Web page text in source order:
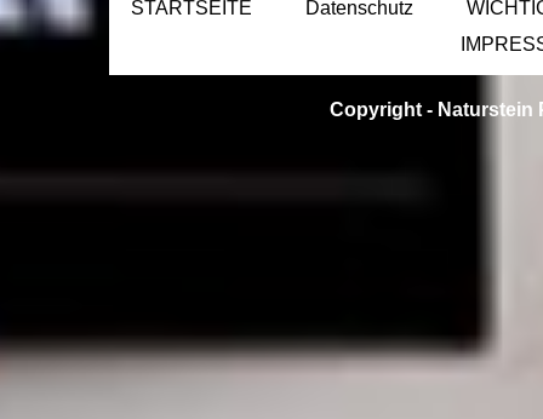
STARTSEITE Datenschutz
Copyright - Naturstein